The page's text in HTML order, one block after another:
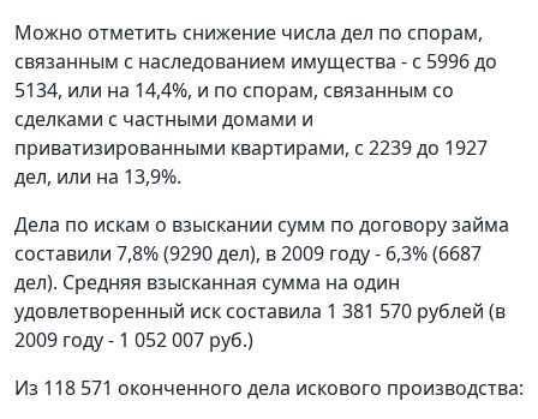
Можно отметить снижение числа дел по спорам,
связанным с наследованием имущества - с 5996 до
5134, или на 14,4%, и по спорам, связанным со
сделками с частными домами и
приватизированными квартирами, с 2239 до 1927
дел, или на 13,9%.
Дела по искам о взыскании сумм по договору займа
составили 7,8% (9290 дел), в 2009 году - 6,3% (6687
дел). Средняя взысканная сумма на один
удовлетворенный иск составила 1 381 570 рублей (в
2009 году - 1 052 007 руб.)
Из 118 571 оконченного дела искового производства: